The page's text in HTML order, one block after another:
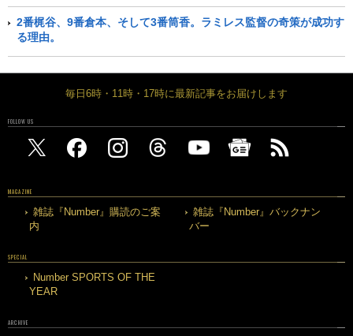
2番梶谷、9番倉本、そして3番筒香。ラミレス監督の奇策が成功す
る理由。
毎日6時・11時・17時に最新記事をお届けします
FOLLOW US
MAGAZINE
雑誌『Number』購読のご案
内
雑誌『Number』バックナン
バー
SPECIAL
Number SPORTS OF THE
YEAR
ARCHIVE